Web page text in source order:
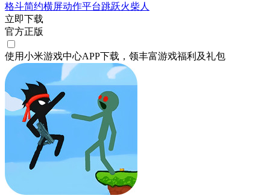
格斗简约横屏动作平台跳跃火柴人
立即下载
官方正版
使用小米游戏中心APP下载 ，领丰富游戏福利 及礼包